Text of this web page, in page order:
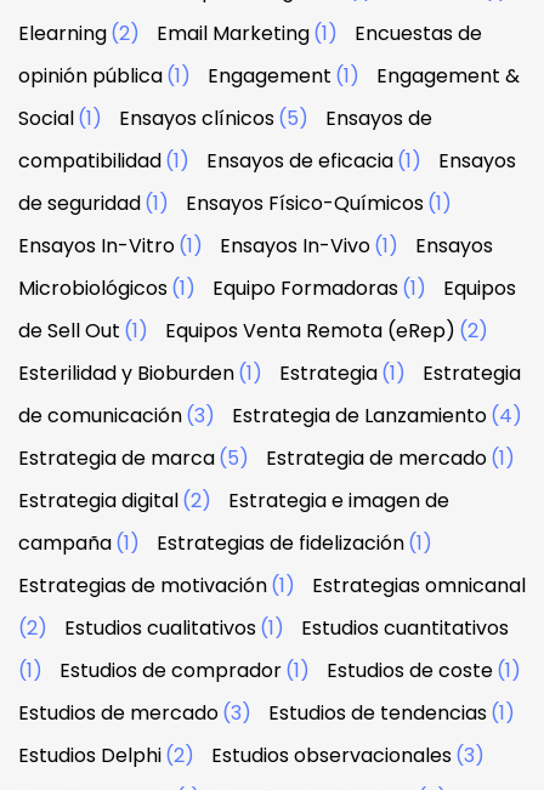
Elearning(2) Email Marketing(1)
Encuestas de
opinión pública(1) Engagement (1)
Engagement &
Social(1) Ensayos clínicos(5)
Ensayos de
compatibilidad(1) Ensayos de eficacia(1)
Ensayos
de seguridad(1) Ensayos Físico-Químicos(1)
Ensayos In-Vitro(1) Ensayos In-Vivo(1)
Ensayos
Microbiológicos(1) Equipo Formadoras(1)
Equipos
de Sell Out (1) Equipos Venta Remota (eRep) (2)
Esterilidad y Bioburden(1) Estrategia(1)
Estrategia
de comunicación(3) Estrategia de Lanzamiento(4)
Estrategia de marca(5) Estrategia de mercado(1)
Estrategia digital(2)
Estrategia e imagen de
campaña(1) Estrategias de fidelización(1)
Estrategias de motivación(1)
Estrategias omnicanal
(2)
Estudios cualitativos(1)
Estudios cuantitativos
(1)
Estudios de comprador(1) Estudios de coste(1)
Estudios de mercado(3) Estudios de tendencias(1)
Estudios Delphi(2) Estudios observacionales(3)